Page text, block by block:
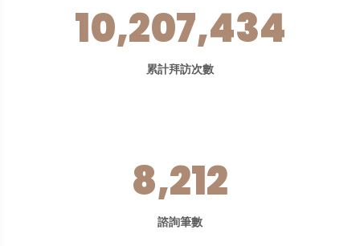
10,207,434
累計拜訪次數
8,212
諮詢筆數